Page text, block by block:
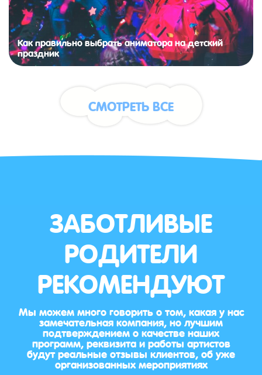
Как правильно выбрать аниматора на детский
праздник
СМОТРЕТЬ ВСЕ
ЗАБОТЛИВЫЕ
РОДИТЕЛИ
РЕКОМЕНДУЮТ
Мы можем много говорить о том, какая у нас
замечательная компания, но лучшим
подтверждением о качестве наших
программ, реквизита и работы артистов
будут реальные отзывы клиентов, об уже
организованных мероприятиях